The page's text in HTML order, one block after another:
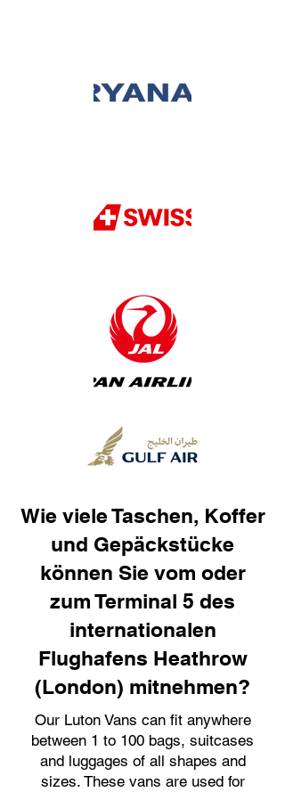
Wie viele Taschen, Koffer
und Gepäckstücke
können Sie vom oder
zum Terminal 5 des
internationalen
Flughafens Heathrow
(London) mitnehmen?
Our Luton Vans can fit anywhere
between 1 to 100 bags, suitcases
and luggages of all shapes and
sizes. These vans are used for